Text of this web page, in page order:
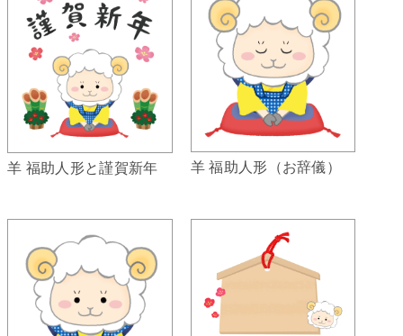
羊 福助人形と謹賀新年 羊 福助人形（お辞儀）